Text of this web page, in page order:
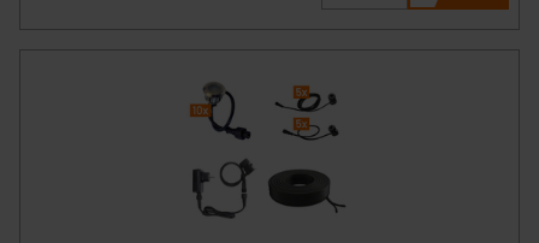
(1) lit. a DSGVO. Nähere Infos zu diesen Drittanbietern
Angemessenheitsbeschluss der EU. Dies bedeutet,
dass die USA als Land mit unzureichendem
Datenschutz nach EU-Standards eingestuft wird. So
besteht etwa das Risiko, dass US-Behörden
personenbezogene Daten in